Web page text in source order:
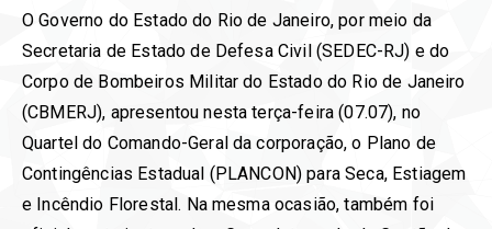
O Governo do Estado do Rio de Janeiro, por meio da
Secretaria de Estado de Defesa Civil (SEDEC-RJ) e do
Corpo de Bombeiros Militar do Estado do Rio de Janeiro
(CBMERJ), apresentou nesta terça-feira (07.07), no
Quartel do Comando-Geral da corporação, o Plano de
Contingências Estadual (PLANCON) para Seca, Estiagem
e Incêndio Florestal. Na mesma ocasião, também foi